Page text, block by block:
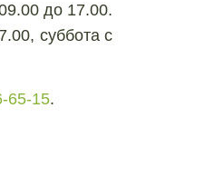
до 17.00.
суббота с
65-15.